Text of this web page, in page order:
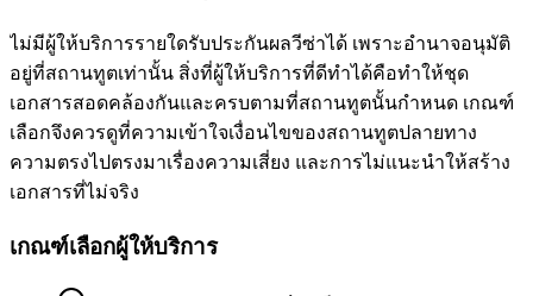
ไม่มีผู้ให้บริการรายใดรับประกันผลวีซ่าได้ เพราะอำนาจอนุมัติ
อยู่ที่สถานทูตเท่านั้น สิ่งที่ผู้ให้บริการที่ดีทำได้คือทำให้ชุด
เอกสารสอดคล้องกันและครบตามที่สถานทูตนั้นกำหนด เกณฑ์
เลือกจึงควรดูที่ความเข้าใจเงื่อนไขของสถานทูตปลายทาง
ความตรงไปตรงมาเรื่องความเสี่ยง และการไม่แนะนำให้สร้าง
เอกสารที่ไม่จริง
เกณฑ์เลือกผู้ให้บริการ